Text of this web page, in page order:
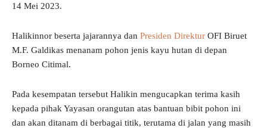
14 Mei 2023.
Halikinnor beserta jajarannya dan Presiden Direktur OFI Biruet
M.F. Galdikas menanam pohon jenis kayu hutan di depan
Borneo Citimal.
Pada kesempatan tersebut Halikin mengucapkan terima kasih
kepada pihak Yayasan orangutan atas bantuan bibit pohon ini
dan akan ditanam di berbagai titik, terutama di jalan yang masih